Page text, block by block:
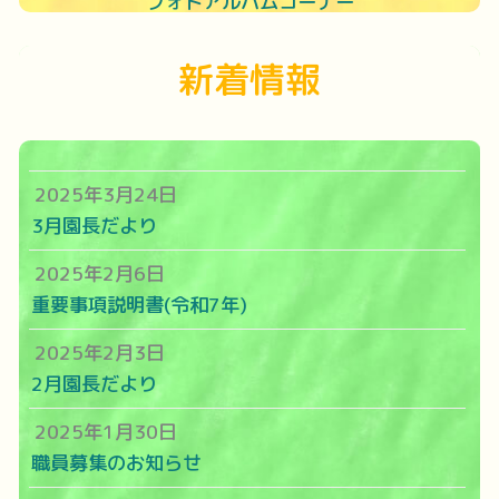
新着情報
2025年3月24日
3月園長だより
2025年2月6日
重要事項説明書(令和7年)
2025年2月3日
2月園長だより
2025年1月30日
職員募集のお知らせ